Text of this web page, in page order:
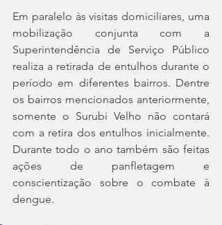
Em paralelo às visitas domiciliares, uma
mobilização conjunta com a
Superintendência de Serviço Público
realiza a retirada de entulhos durante o
período em diferentes bairros. Dentre
os bairros mencionados anteriormente,
somente o Surubi Velho não contará
com a retira dos entulhos inicialmente.
Durante todo o ano também são feitas
ações de panfletagem e
conscientização sobre o combate à
dengue.